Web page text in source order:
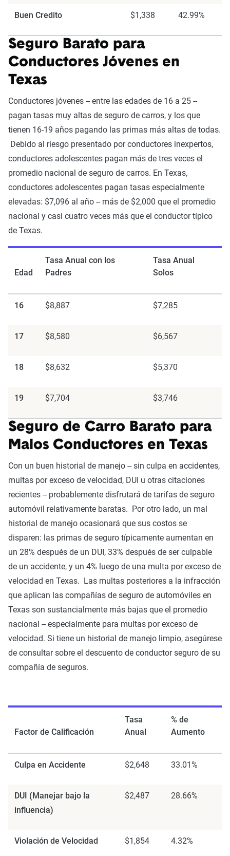
Buen Credito $1,338 42.99%
Seguro Barato para
Conductores Jóvenes en
Texas
Conductores jóvenes -- entre las edades de 16 a 25 --
pagan tasas muy altas de seguro de carros, y los que
tienen 16-19 años pagando las primas más altas de todas.
Debido al riesgo presentado por conductores inexpertos,
conductores adolescentes pagan más de tres veces el
promedio nacional de seguro de carros. En Texas,
conductores adolescentes pagan tasas especialmente
elevadas: $7,096 al año -- más de $2,000 que el promedio
nacional y casi cuatro veces más que el conductor típico
de Texas.
Edad
Tasa Anual con los
Padres
Tasa Anual
Solos
16 $8,887 $7,285
17 $8,580 $6,567
18 $8,632 $5,370
19 $7,704 $3,746
Seguro de Carro Barato para
Malos Conductores en Texas
Con un buen historial de manejo -- sin culpa en accidentes,
multas por exceso de velocidad, DUI u otras citaciones
recientes -- probablemente disfrutará de tarifas de seguro
automóvil relativamente baratas. Por otro lado, un mal
historial de manejo ocasionará que sus costos se
disparen: las primas de seguro típicamente aumentan en
un 28% después de un DUI, 33% después de ser culpable
de un accidente, y un 4% luego de una multa por exceso de
velocidad en Texas. Las multas posteriores a la infracción
que aplican las compañías de seguro de automóviles en
Texas son sustancialmente más bajas que el promedio
nacional -- especialmente para multas por exceso de
velocidad. Si tiene un historial de manejo limpio, asegúrese
de consultar sobre el descuento de conductor seguro de su
compañía de seguros.
Factor de Calificación
Tasa
Anual
% de
Aumento
Culpa en Accidente $2,648 33.01%
DUI (Manejar bajo la
influencia)
$2,487 28.66%
Violación de Velocidad $1,854 4.32%